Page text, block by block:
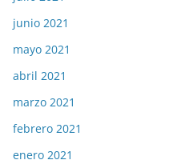
junio 2021
mayo 2021
abril 2021
marzo 2021
febrero 2021
enero 2021